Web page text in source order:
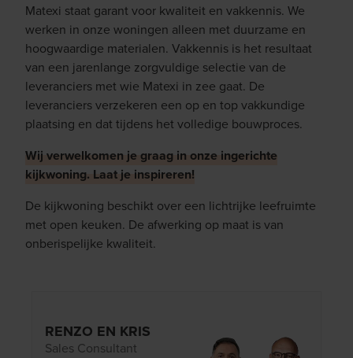
Matexi staat garant voor kwaliteit en vakkennis. We
werken in onze woningen alleen met duurzame en
hoogwaardige materialen. Vakkennis is het resultaat
van een jarenlange zorgvuldige selectie van de
leveranciers met wie Matexi in zee gaat. De
leveranciers verzekeren een op en top vakkundige
plaatsing en dat tijdens het volledige bouwproces.
Wij verwelkomen je graag in onze ingerichte
kijkwoning. Laat je inspireren!
De kijkwoning beschikt over een lichtrijke leefruimte
met open keuken. De afwerking op maat is van
onberispelijke kwaliteit.
RENZO EN KRIS
Sales Consultant